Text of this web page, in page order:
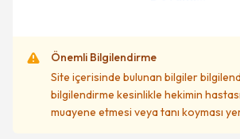
Önemli Bilgilendirme
Site içerisinde bulunan bilgiler
bilgilendirme kesinlikle hekimin
muayene etmesi veya tanı koyması